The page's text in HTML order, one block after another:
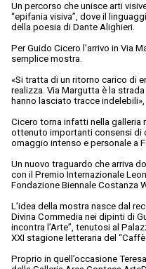
Un percorso che unisce arti
“epifania visiva”, dove il
della poesia di Dante Alighieri.
Per Guido Cicero l’arrivo in Via
semplice mostra.
«Si tratta di un ritorno carico di
realizza. Via Margutta è la
hanno lasciato tracce
Cicero torna infatti nella galleria
ottenuto importanti consensi di
omaggio intenso e personale a
Un nuovo traguardo che arriva
con il Premio Internazionale
Fondazione Biennale Costanza
L’idea della mostra nasce dal
Divina Commedia nei dipinti di
incontra l’Arte”, tenutosi al
XXI stagione letteraria del
Proprio in quell’occasione